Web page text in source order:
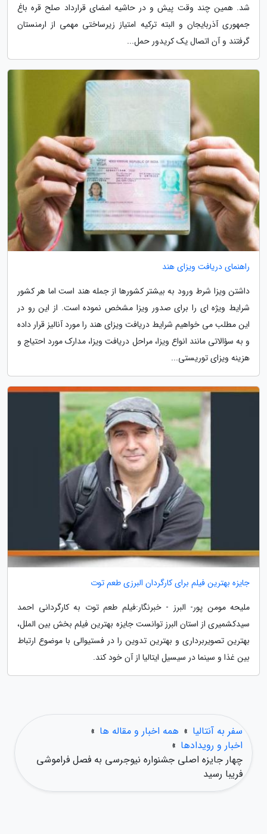
شد. همین چند وقت پیش و در حاشیه امضای قرارداد صلح قره باغ
جمهوری آذربایجان و البته ترکیه امتیاز زیرساختی مهمی از ارمنستان
گرفتند و آن اتصال یک کریدور حمل...
راهنمای دریافت ویزای هند
داشتن ویزا شرط ورود به بیشتر کشورها از جمله هند است اما هر کشور
شرایط ویژه ای را برای صدور ویزا مشخص نموده است. از این رو در
این مطلب می خواهیم شرایط دریافت ویزای هند را مورد آنالیز قرار داده
و به سؤالاتی مانند انواع ویزا، مراحل دریافت ویزا، مدارک مورد احتیاج و
هزینه ویزای توریستی...
جایزه بهترین فیلم برای کارگردان البرزی طعم توت
ملیحه مومن پور- البرز - خبرنگار:فیلم طعم توت به کارگردانی احمد
سیدکشمیری از استان البرز توانست جایزه بهترین فیلم بخش بین الملل،
بهترین تصویربرداری و بهترین تدوین را در فستیوالی با موضوع ارتباط
بین غذا و سینما در سیسیل ایتالیا از آن خود کند.
سفر به آنتالیا » همه اخبار و مقاله ها »
اخبار و رویدادها »
چهار جایزه اصلی جشنواره نیوجرسی به فصل فراموشی
فریبا رسید